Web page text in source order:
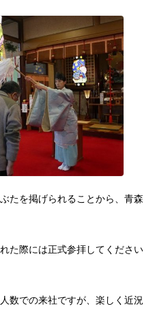
たを掲げられることから、青森
た際には正式参拝してください
数での来社ですが、楽しく近況